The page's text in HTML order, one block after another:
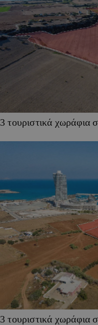
3 τουριστικά χωράφια
3 τουριστικά